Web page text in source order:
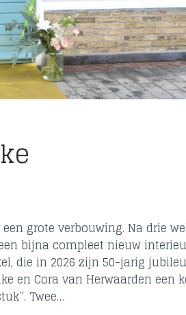
grote verbouwing. Na drie
bijna compleet nieuw
die in 2026 zijn 50-jarig
en Cora van Herwaarden een
Twee…